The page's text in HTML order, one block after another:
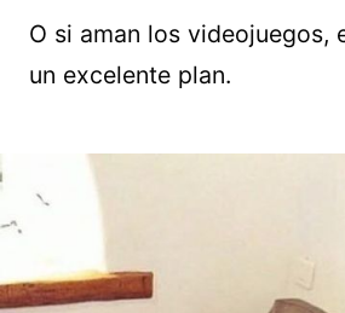
O si aman los videojuegos,
un excelente plan.